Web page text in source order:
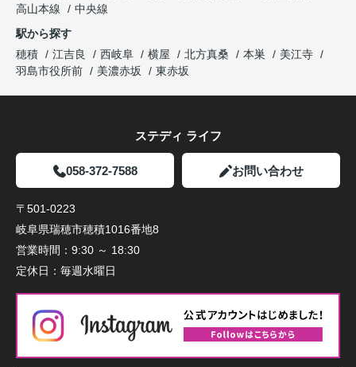
高山本線
中央線
駅から探す
穂積
江吉良 西岐阜 横屋 北方真桑 本巣
美江寺
羽島市役所前
美濃赤坂 東赤坂
ステディ ライフ
058-372-7588 お問い合わせ
〒501-0223
岐阜県瑞穂市穂積1016番地8
営業時間： 9:30 ～ 18:30
定休日： 毎週水曜日